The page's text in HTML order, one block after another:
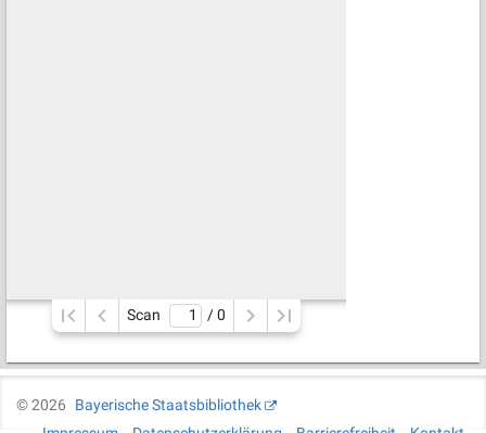
Scan / 0
©2026
Bayerische Staatsbibliothek